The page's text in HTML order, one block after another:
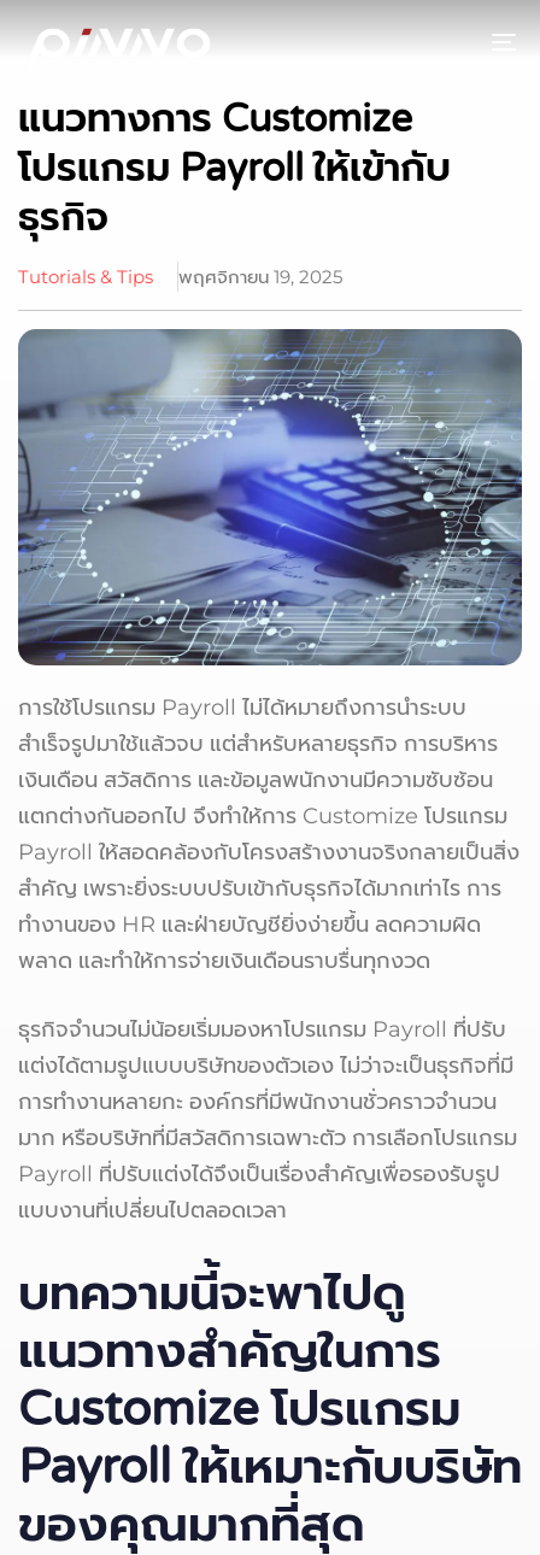
แนวทางการ Customize
โปรแกรม Payroll ให้เข้ากับ
ธุรกิจ
Tutorials & Tips พฤศจิกายน 19, 2025
การใช้โปรแกรม Payroll ไม่ได้หมายถึงการนำระบบ
สำเร็จรูปมาใช้แล้วจบ แต่สำหรับหลายธุรกิจ การบริหาร
เงินเดือน สวัสดิการ และข้อมูลพนักงานมีความซับซ้อน
แตกต่างกันออกไป จึงทำให้การ Customize โปรแกรม
Payroll ให้สอดคล้องกับโครงสร้างงานจริงกลายเป็นสิ่ง
สำคัญ เพราะยิ่งระบบปรับเข้ากับธุรกิจได้มากเท่าไร การ
ทำงานของ HR และฝ่ายบัญชียิ่งง่ายขึ้น ลดความผิด
พลาด และทำให้การจ่ายเงินเดือนราบรื่นทุกงวด
ธุรกิจจำนวนไม่น้อยเริ่มมองหาโปรแกรม Payroll ที่ปรับ
แต่งได้ตามรูปแบบบริษัทของตัวเอง ไม่ว่าจะเป็นธุรกิจที่มี
การทำงานหลายกะ องค์กรที่มีพนักงานชั่วคราวจำนวน
มาก หรือบริษัทที่มีสวัสดิการเฉพาะตัว การเลือกโปรแกรม
Payroll ที่ปรับแต่งได้จึงเป็นเรื่องสำคัญเพื่อรองรับรูป
แบบงานที่เปลี่ยนไปตลอดเวลา
บทความนี้จะพาไปดู
แนวทางสำคัญในการ
Customize โปรแกรม
Payroll ให้เหมาะกับบริษัท
ของคุณมากที่สุด